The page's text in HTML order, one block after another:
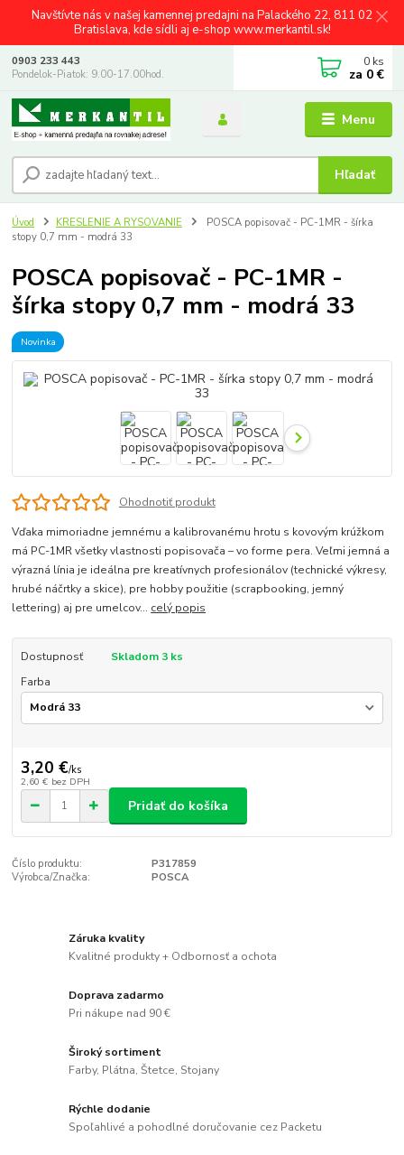
Navštívte nás v našej kamennej predajni na Palackého 22, 811 02
Bratislava, kde sídli aj e-shop www.merkantil.sk!
Menu
Hľadať
0903 233 443
Pondelok-Piatok: 9.00-17.00hod.
0 ks
za 0 €
Úvod KRESLENIE A RYSOVANIE
POSCA popisovač - PC-1MR - šírka
stopy 0,7 mm - modrá 33
POSCA popisovač - PC-1MR -
šírka stopy 0,7 mm - modrá 33
Novinka
Ohodnotiť produkt
Vďaka mimoriadne jemnému a kalibrovanému hrotu s kovovým krúžkom
má PC-1MR všetky vlastnosti popisovača – vo forme pera. Veľmi jemná a
výrazná línia je ideálna pre kreatívnych profesionálov (technické výkresy,
hrubé náčrtky a skice), pre hobby použitie (scrapbooking, jemný
lettering) aj pre umelcov... celý popis
Dostupnosť
Skladom 3 ks
Farba
3,20 €/ks
2,60 € bez DPH
Pridať do košíka
Číslo produktu:
P317859
Výrobca/Značka:
POSCA
Záruka kvality
Kvalitné produkty + Odbornosť a ochota
Doprava zadarmo
Pri nákupe nad 90 €
Široký sortiment
Farby, Plátna, Štetce, Stojany
Rýchle dodanie
Spoľahlivé a pohodlné doručovanie cez Packetu